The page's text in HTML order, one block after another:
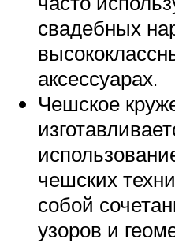
свадебных
аксессуарах.
Чешское
чешских
собой
узоров и